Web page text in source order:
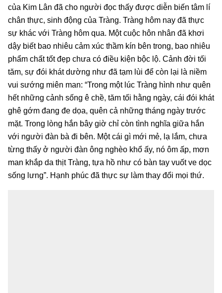
của Kim Lân đã cho người đọc thấy được diễn biến tâm lí
chân thực, sinh động của Tràng. Tràng hôm nay đã thực
sự khác với Tràng hôm qua. Một cuộc hôn nhân đã khơi
dậy biết bao nhiêu cảm xúc thầm kín bên trong, bao nhiêu
phẩm chất tốt đẹp chưa có điều kiện bộc lộ. Cảnh đời tối
tăm, sự đói khát dường như đã tạm lùi để còn lại là niềm
vui sướng miên man: “Trong một lúc Tràng hình như quên
hết những cảnh sống ê chề, tăm tối hằng ngày, cái đói khát
ghê gớm đang đe dọa, quên cả những tháng ngày trước
mặt. Trong lòng hắn bây giờ chỉ còn tình nghĩa giữa hắn
với người đàn bà đi bên. Một cái gì mới mẻ, lạ lắm, chưa
từng thấy ở người đàn ông nghèo khổ ấy, nó ôm ấp, mơn
man khắp da thịt Tràng, tựa hồ như có bàn tay vuốt ve dọc
sống lưng”. Hạnh phúc đã thực sự làm thay đổi mọi thứ.